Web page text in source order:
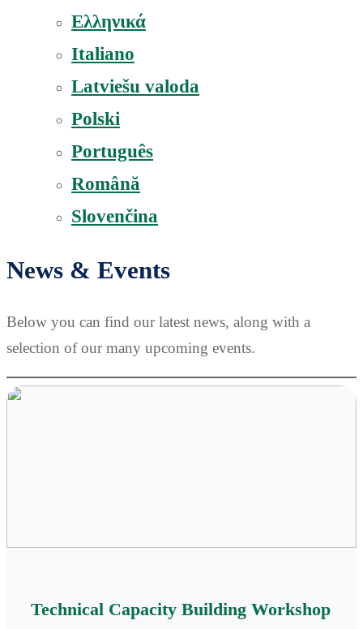
Ελληνικά
Italiano
Latviešu valoda
Polski
Português
Română
Slovenčina
News & Events
Below you can find our latest news, along with a
selection of our many upcoming events.
Technical Capacity Building Workshop